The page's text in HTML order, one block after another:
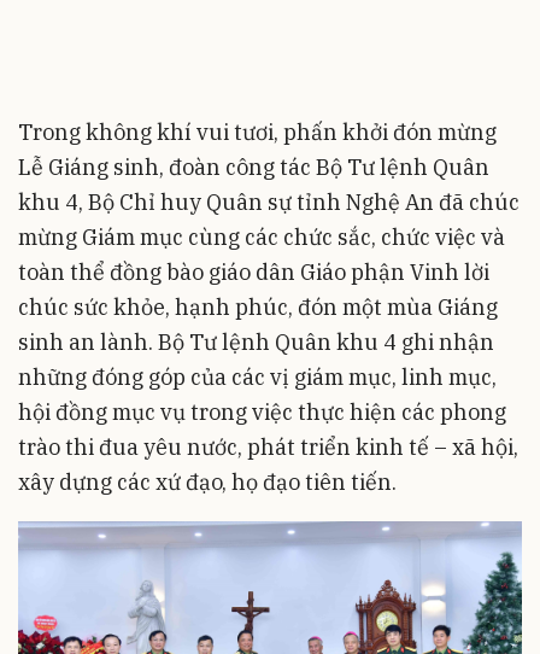
Trong không khí vui tươi, phấn khởi đón mừng
Lễ Giáng sinh, đoàn công tác Bộ Tư lệnh Quân
khu 4, Bộ Chỉ huy Quân sự tỉnh Nghệ An đã chúc
mừng Giám mục cùng các chức sắc, chức việc và
toàn thể đồng bào giáo dân Giáo phận Vinh lời
chúc sức khỏe, hạnh phúc, đón một mùa Giáng
sinh an lành. Bộ Tư lệnh Quân khu 4 ghi nhận
những đóng góp của các vị giám mục, linh mục,
hội đồng mục vụ trong việc thực hiện các phong
trào thi đua yêu nước, phát triển kinh tế – xã hội,
xây dựng các xứ đạo, họ đạo tiên tiến.